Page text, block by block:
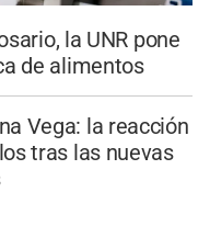
la UNR pone
de alimentos
Vega: la reacción
tras las nuevas